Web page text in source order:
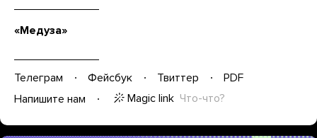
«Медуза»
Телеграм Фейсбук Твиттер
PDF
Напишите нам
Magic link Что-что?